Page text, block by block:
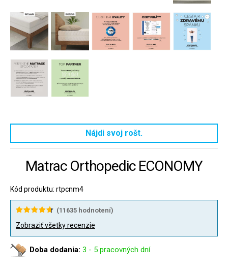
Nájdi svoj rošt.
Matrac Orthopedic ECONOMY
Kód produktu: rtpcnm4
(11635 hodnotení)
Zobraziť všetky recenzie
Doba dodania: 3 - 5 pracovných dní